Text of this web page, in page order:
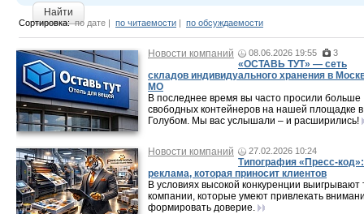
Найти
Сортировка: по дате | по читаемости | по обсуждаемости
Новости компаний 08.06.2026 19:55 3
«ОСТАВЬ ТУТ» — сеть
складов индивидуального хранения в
МО
В последнее время вы часто просили больше
свободных контейнеров на нашей площадке в
Голубом. Мы вас услышали – и расширились!
Новости компаний 27.02.2026 10:24
Типография «Пресс-код»:
реклама, которая приносит клиентов
В условиях высокой конкуренции выигрывают
компании, которые умеют привлекать
формировать доверие.